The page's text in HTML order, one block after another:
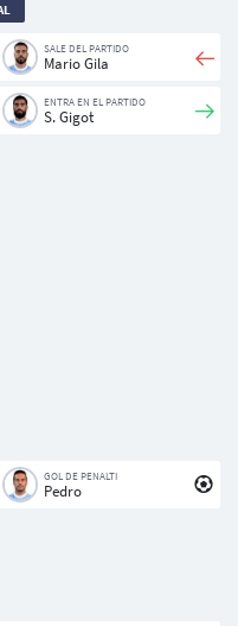
GOL DE PENALTI
Pedro
ENTRA EN EL PARTIDO
S. Gigot
SALE DEL PARTIDO
Mario Gila